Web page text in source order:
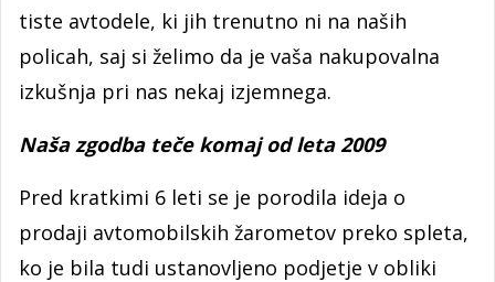
tiste avtodele, ki jih trenutno ni na naših
policah, saj si želimo da je vaša nakupovalna
izkušnja pri nas nekaj izjemnega.
Naša zgodba teče komaj od leta 2009
Pred kratkimi 6 leti se je porodila ideja o
prodaji avtomobilskih žarometov preko spleta,
ko je bila tudi ustanovljeno podjetje v obliki